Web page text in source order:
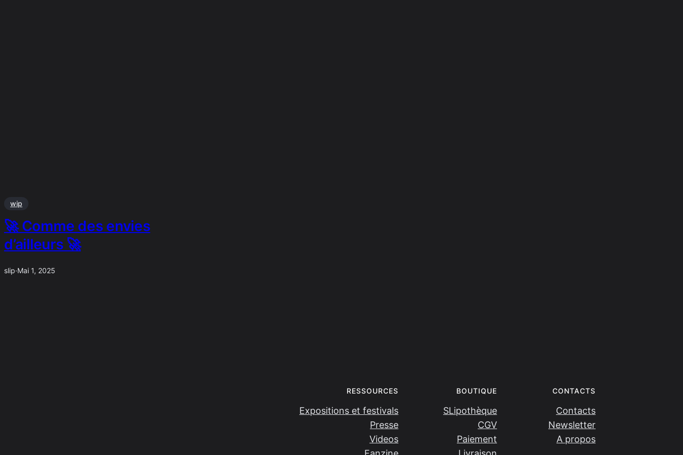
wip
🚀 Comme des envies
d’ailleurs 🚀
slip·Mai 1, 2025
RESSOURCES
Expositions et festivals
Presse
Videos
BOUTIQUE
SLipothèque
CGV
Paiement
CONTACTS
Contacts
Newsletter
A propos